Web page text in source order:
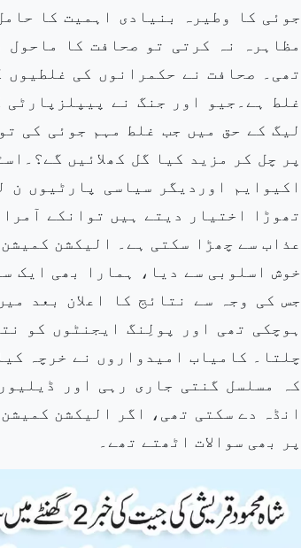
جوئی کا وطیرہ بنیادی اہمیت کا
مظاہرہ نہ کرتی تو صحافت کا
تھی۔ صحافت نے حکمرانوں کی
غلط ہے۔جیو اور جنگ نے
لیگ کے حق میں جب غلط مہم جوئی کی
پر چل کر مزید کیا گل کھلائیں
اکیوایم اوردیگر سیاسی پارٹیوں
تھوڑا اختیار دیتے ہیں توانکے
عذاب سے چھڑا سکتی ہے۔ الیکشن
خوش اسلوبی سے دیا، ہمارا بھی ایک
جس کی وجہ سے نتائج کا اعلان بعد
ہوچکی تھی اور پولِنگ ایجنٹوں کو
چلتا۔ کامیاب امیدواروں نے خرچہ
کہ مسلسل گنتی جاری رہی اور
انڈہ دے سکتی تھی، اگر الیکشن
پر بھی سوالات اٹھتے تھے۔